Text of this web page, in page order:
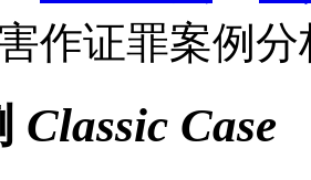
作证罪案例分
Classic Case